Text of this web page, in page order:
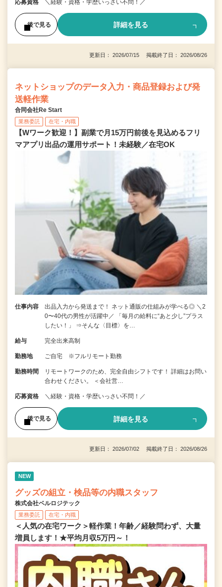
応募資格 ＼経験・資格・学歴いっさい不問！／
後で見る 詳細を見る
更新日： 2026/07/15 掲載終了日： 2026/08/26
ネットショップのデータ入力・商品登録および発
送軽作業
合同会社Re Start
業務委託 在宅・内職
【Wワーク歓迎！】副業で月15万円前後を見込めるフリ
マアプリ出品の運用サポート！未経験／在宅OK
仕事内容
出品入力から発送まで！ ネット通販の仕組みが学べる◎ ＼2
0〜40代の男性が活躍中／ 「毎月の給料に“あと少し”プラス
したい！」 ⇒そんな〈目標〉を…
給与 完全出来高制
勤務地 ご自宅 ※フルリモート勤務
勤務時間
リモートワークのため、完全自由シフトです！ 詳細はお問い
合わせください。 ＜会社営…
応募資格 ＼経験・資格・学歴いっさい不問！／
後で見る 詳細を見る
更新日： 2026/07/02 掲載終了日： 2026/08/26
NEW
グッズの組立・検品等の内職スタッフ
株式会社ベルロジテック
業務委託 在宅・内職
＜人気の在宅ワーク＞軽作業！年齢／経験問わず、大量
増員します！★平均月収5万円～！